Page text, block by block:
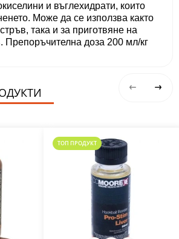
и въглехидрати, които
Може да се използва както
така и за приготвяне на
Препоръчителна доза 200 мл/кг
ТОП ПРОДУКТ